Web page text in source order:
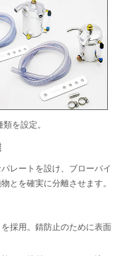
を設定。
レートを設け、ブローバイ
とを確実に分離させます。
採用。錆防止のために表面